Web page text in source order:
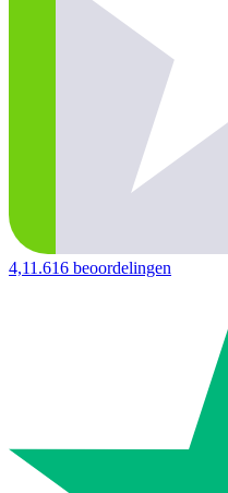
4,11.616 beoordelingen